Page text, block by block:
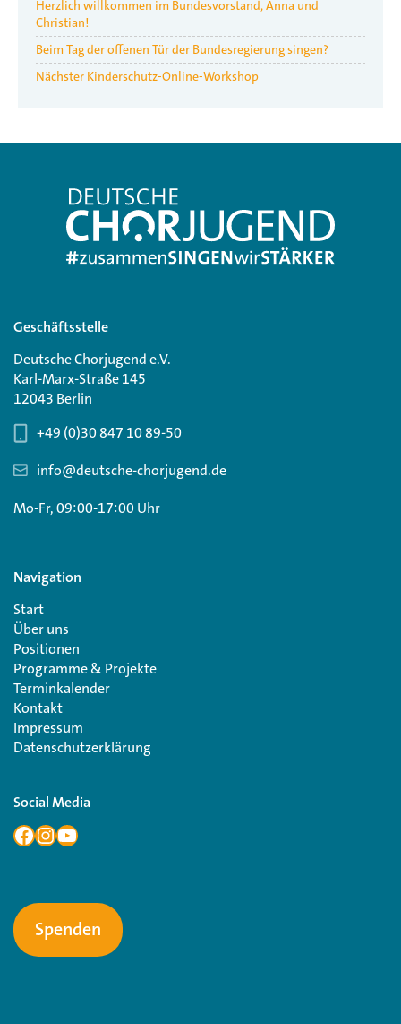
Herzlich willkommen im Bundesvorstand, Anna und
Christian!
Beim Tag der offenen Tür der Bundesregierung singen?
Nächster Kinderschutz-Online-Workshop
Geschäftsstelle
Deutsche Chorjugend e.V.
Karl-Marx-Straße 145
12043 Berlin
+49 (0)30 847 10 89-50
info@deutsche-chorjugend.de
Mo-Fr, 09:00-17:00 Uhr
Navigation
Start
Über uns
Positionen
Programme & Projekte
Terminkalender
Kontakt
Impressum
Datenschutzerklärung
Social Media
Spenden